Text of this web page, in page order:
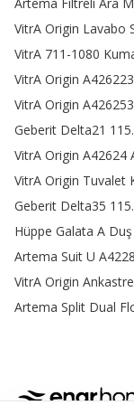
Ayrıca termostatik
değerde sabit tutma
önüne geçer.
Duş Kolunu
öne çıkan
Dayanıklı
materyaller, uzun
Kireç Tutmayan
sunar ve kireç
performansını
Su Tasarrufu
hem çevreyi hem de
Pratik Montaj:
ile her banyo
VitrA Origin Lavabo
VitrA 711-1080
VitrA Origin
VitrA Origin
Geberit Delta21
VitrA Origin A42624
VitrA Origin Tuvalet
Geberit Delta35
Hüppe Galata A Duş
Artema Suit U
VitrA Origin
Artema Split Dual